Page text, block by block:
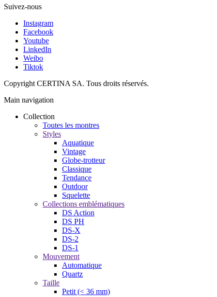
Suivez-nous
Instagram
Facebook
Youtube
LinkedIn
Weibo
Tiktok
Copyright CERTINA SA. Tous droits réservés.
Main navigation
Collection
Toutes les montres
Styles
Aquatique
Vintage
Globe-trotteur
Classique
Tendance
Outdoor
Squelette
Collections emblématiques
DS Action
DS PH
DS-X
DS-2
DS-1
Mouvement
Automatique
Quartz
Taille
Petit (< 36 mm)